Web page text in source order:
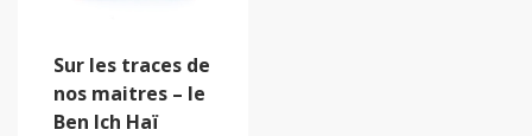
Sur les traces de
nos maitres – le
Ben Ich Haï